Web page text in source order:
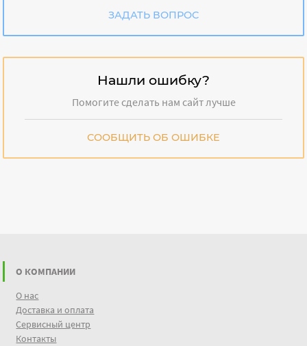
ЗАДАТЬ ВОПРОС
Нашли ошибку?
Помогите сделать нам сайт лучше
СООБЩИТЬ ОБ ОШИБКЕ
О КОМПАНИИ
О нас
Доставка и оплата
Сервисный центр
Контакты